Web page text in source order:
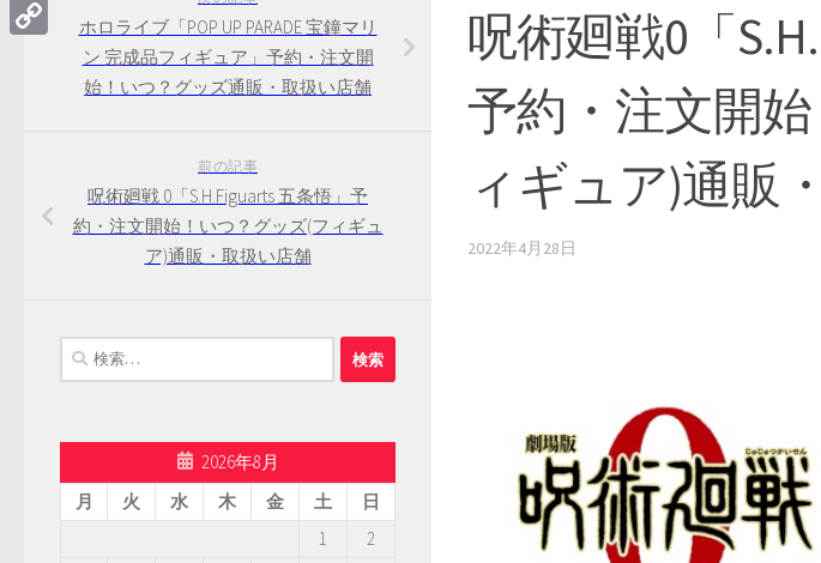
呪術廻戦0「
予約・注文開
ィギュア)通販
2022年4月28日
ホロライブ「POP UP PARADE 宝鐘マリ
ン 完成品フィギュア」予約・注文開
始！いつ？グッズ通販・取扱い店舗
前の記事
呪術廻戦 0「S.H.Figuarts 五条悟」予
約・注文開始！いつ？グッズ(フィギュ
ア)通販・取扱い店舗
検
索:
2026年8月
月
火 水 木 金 土
日
1
2
Hatena